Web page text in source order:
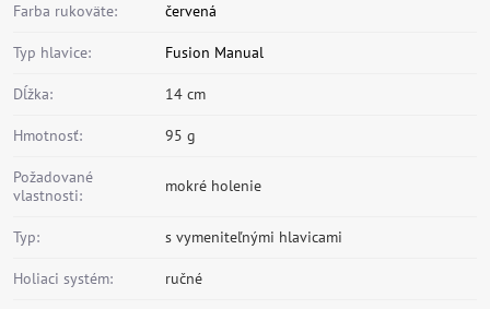
Farba rukoväte: červená
Typ hlavice: Fusion Manual
Dĺžka: 14 cm
Hmotnosť: 95 g
Požadované
vlastnosti:
mokré holenie
Typ: s vymeniteľnými hlavicami
Holiaci systém: ručné